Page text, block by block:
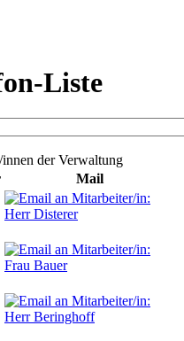
Liste
der Verwaltung
Mail